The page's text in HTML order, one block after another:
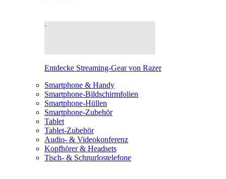
Entdecke Streaming-Gear von Razer
Smartphone & Handy
Smartphone-Bildschirmfolien
Smartphone-Hüllen
Smartphone-Zubehör
Tablet
Tablet-Zubehör
Audio- & Videokonferenz
Kopfhörer & Headsets
Tisch- & Schnurlostelefone